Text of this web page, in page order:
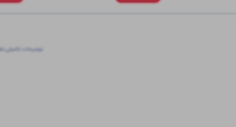
توضیحات تکمیلی